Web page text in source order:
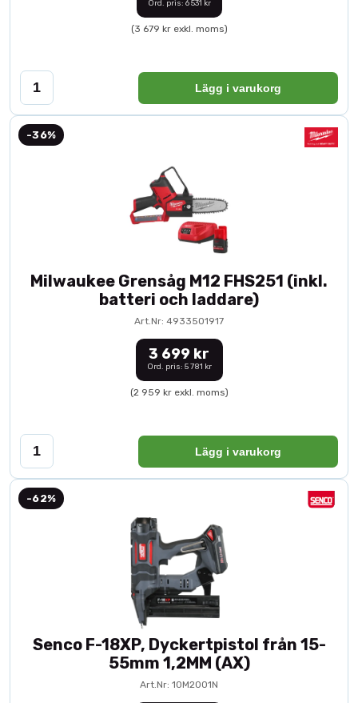
Ord. pris: 6 531 kr
(3 679 kr exkl. moms)
Lägg i varukorg
-36%
Milwaukee Grensåg M12 FHS251 (inkl.
batteri och laddare)
Art.Nr: 4933501917
3 699 kr
Ord. pris: 5 781 kr
(2 959 kr exkl. moms)
Lägg i varukorg
-62%
Senco F-18XP, Dyckertpistol från 15-
55mm 1,2MM (AX)
Art.Nr: 10M2001N